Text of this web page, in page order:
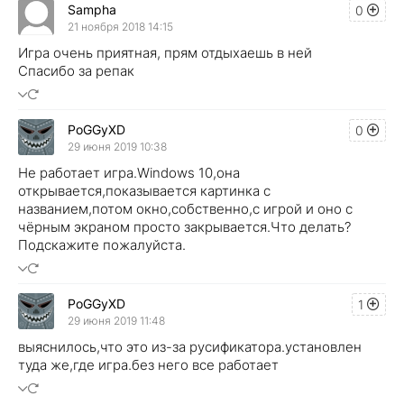
0
Sampha
21 ноября 2018 14:15
Игра очень приятная, прям отдыхаешь в ней
Спасибо за репак
0
PoGGyXD
29 июня 2019 10:38
Не работает игра.Windows 10,она
открывается,показывается картинка с
названием,потом окно,собственно,с игрой и оно с
чёрным экраном просто закрывается.Что делать?
Подскажите пожалуйста.
1
PoGGyXD
29 июня 2019 11:48
выяснилось,что это из-за русификатора.установлен
туда же,где игра.без него все работает